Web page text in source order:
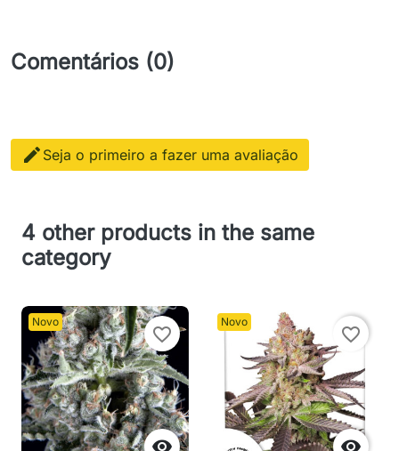
Comentários (0)
 Seja o primeiro a fazer uma avaliação
4 other products in the same
category
Novo
favorite_border
Novo
favorite_border